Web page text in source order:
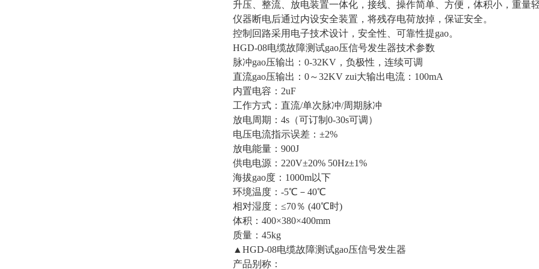
升压、整流、放电装置一体化，接线、操作简单、方便，体积小，重量
仪器断电后通过内设安全装置，将残存电荷放掉，保证安全。
控制回路采用电子技术设计，安全性、可靠性提gao。
HGD-08电缆故障测试gao压信号发生器技术参数
脉冲gao压输出：0-32KV，负极性，连续可调
直流gao压输出：0～32KV zui大输出电流：100mA
内置电容：2uF
工作方式：直流/单次脉冲/周期脉冲
放电周期：4s（可订制0-30s可调）
电压电流指示误差：±2%
放电能量：900J
供电电源：220V±20% 50Hz±1%
海拔gao度：1000m以下
环境温度：-5℃－40℃
相对湿度：≤70％ (40℃时)
体积：400×380×400mm
质量：45kg
▲HGD-08电缆故障测试gao压信号发生器
产品别称：